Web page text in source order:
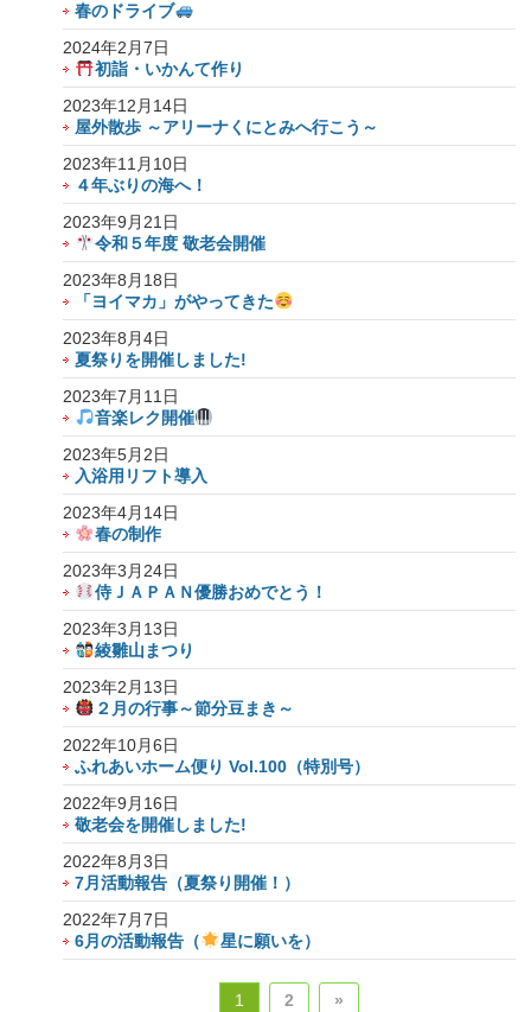
春のドライブ
2024年2月7日
初詣・いかんて作り
2023年12月14日
屋外散歩 ～アリーナくにとみへ行こう～
2023年11月10日
４年ぶりの海へ！
2023年9月21日
令和５年度 敬老会開催
2023年8月18日
「ヨイマカ」がやってきた
2023年8月4日
夏祭りを開催しました!
2023年7月11日
音楽レク開催
2023年5月2日
入浴用リフト導入
2023年4月14日
春の制作
2023年3月24日
侍ＪＡＰＡＮ優勝おめでとう！
2023年3月13日
綾雛山まつり
2023年2月13日
２月の行事～節分豆まき～
2022年10月6日
ふれあいホーム便り Vol.100（特別号）
2022年9月16日
敬老会を開催しました!
2022年8月3日
7月活動報告（夏祭り開催！）
2022年7月7日
6月の活動報告（
星に願いを）
1 2 »